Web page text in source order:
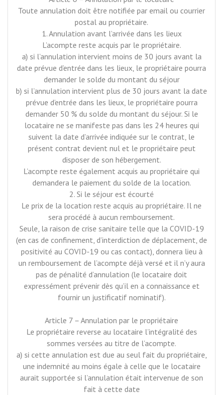
Toute annulation doit être notifiée par email ou courrier
postal au propriétaire.
1. Annulation avant l’arrivée dans les lieux
L’acompte reste acquis par le propriétaire.
a) si l’annulation intervient moins de 30 jours avant la
date prévue d’entrée dans les lieux, le propriétaire pourra
demander le solde du montant du séjour
b) si l’annulation intervient plus de 30 jours avant la date
prévue d’entrée dans les lieux, le propriétaire pourra
demander 50 % du solde du montant du séjour. Si le
locataire ne se manifeste pas dans les 24 heures qui
suivent la date d’arrivée indiquée sur le contrat, le
présent contrat devient nul et le propriétaire peut
disposer de son hébergement.
L’acompte reste également acquis au propriétaire qui
demandera le paiement du solde de la location.
2. Si le séjour est écourté
Le prix de la location reste acquis au propriétaire. Il ne
sera procédé à aucun remboursement.
Seule, la raison de crise sanitaire telle que la COVID-19
(en cas de confinement, d’interdiction de déplacement, de
positivité au COVID-19 ou cas contact), donnera lieu à
un remboursement de l’acompte déjà versé et il n’y aura
pas de pénalité d’annulation (le locataire doit
expressément prévenir dès qu’il en a connaissance et
fournir un justificatif nominatif).
Article 7 – Annulation par le propriétaire
Le propriétaire reverse au locataire l’intégralité des
sommes versées au titre de l’acompte.
a) si cette annulation est due au seul fait du propriétaire,
une indemnité au moins égale à celle que le locataire
aurait supportée si l’annulation était intervenue de son
fait à cette date